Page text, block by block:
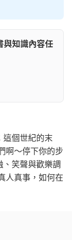
與知識內容任
這個世紀的末
啊～停下你的步
笑聲與歡樂調
人真事，如何在